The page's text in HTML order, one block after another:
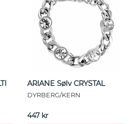
ARIANE Sølv CRYSTAL
DYRBERG/KERN
447 kr